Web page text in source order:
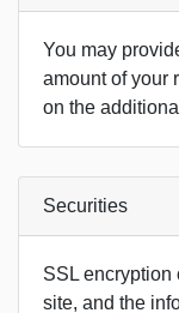
You may
amount of your
on the
Securities
SSL encryption
site, and the